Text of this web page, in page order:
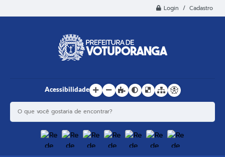
Login / Cadastro
Acessibilidade